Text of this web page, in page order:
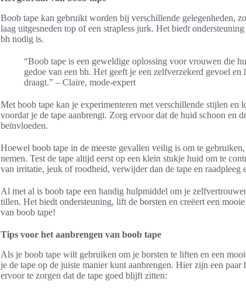
Boob tape kan gebruikt worden bij verschillende gelegenheden,
laag uitgesneden top of een strapless jurk. Het biedt
bh nodig is.
“Boob tape is een geweldige oplossing voor vrouwen die
gedoe van een bh. Het geeft je een zelfverzekerd gevoel
draagt.” – Claire, mode-expert
Met boob tape kan je experimenteren met verschillende stijlen
voordat je de tape aanbrengt. Zorg ervoor dat de huid schoon en
beïnvloeden.
Hoewel boob tape in de meeste gevallen veilig is om te
nemen. Test de tape altijd eerst op een klein stukje huid om te
van irritatie, jeuk of roodheid, verwijder dan de tape en raadpleeg
Al met al is boob tape een handig hulpmiddel om je
tillen. Het biedt ondersteuning, lift de borsten en creëert een
van boob tape!
Tips voor het aanbrengen van boob tape
Als je boob tape wilt gebruiken om je borsten te liften en een
je de tape op de juiste manier kunt aanbrengen. Hier zijn een
ervoor te zorgen dat de tape goed blijft zitten: